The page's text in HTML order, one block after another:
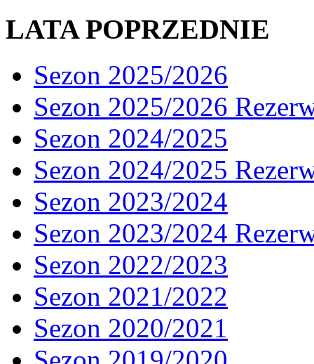
LATA POPRZEDNIE
Sezon 2025/2026
Sezon 2025/2026
Sezon 2024/2025
Sezon 2024/2025
Sezon 2023/2024
Sezon 2023/2024
Sezon 2022/2023
Sezon 2021/2022
Sezon 2020/2021